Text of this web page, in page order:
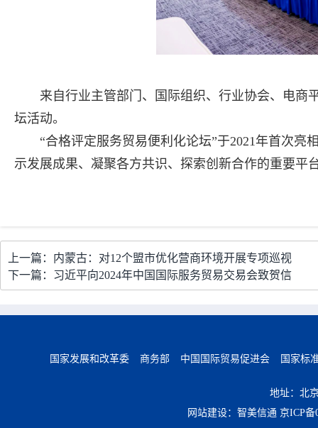
来自行业主管部门、国际组织、行业协会、电商
坛活动。
“合格评定服务贸易便利化论坛”于2021年首次
示发展成果、凝聚各方共识、探索创新合作的重要平
上一篇：内蒙古：对12个盟市优化营商环境开展专项巡视
下一篇：习近平向2024年中国国际服务贸易交易会致贺信
国家发展和改革委 商务部 中国国际贸易促进会 国家标
地址：北
网站建设：智美信通 京ICP备